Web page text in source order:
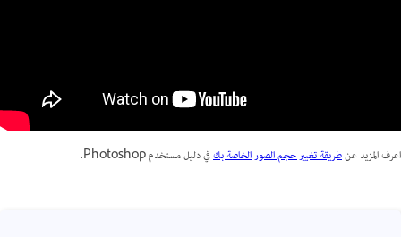
اعرف المزيد عنطريقة تغيير حجم الصور الخاصة بكفي دليل مستخدم Photoshop.